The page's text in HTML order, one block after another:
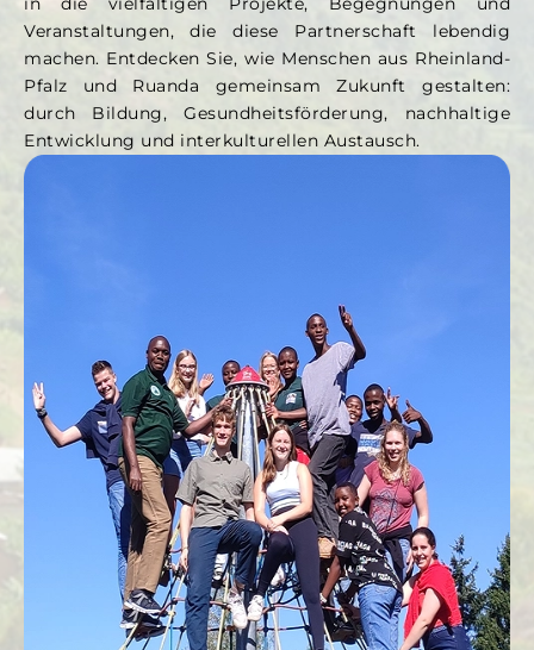
Veranstaltungen, die diese Partnerschaft lebendig
machen. Entdecken Sie, wie Menschen aus Rheinland-
Pfalz und Ruanda gemeinsam Zukunft gestalten:
durch Bildung, Gesundheitsförderung, nachhaltige
Entwicklung und interkulturellen Austausch.